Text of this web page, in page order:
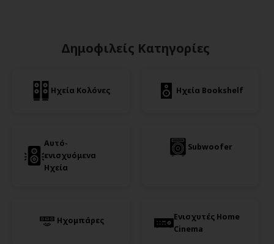
Δημοφιλείς Κατηγορίες
Ηχεία Κολόνες Ηχεία Bookshelf
Αυτό-
ενισχυόμενα
Ηχεία
Subwoofer
Ηχομπάρες
Ενισχυτές Home
Cinema